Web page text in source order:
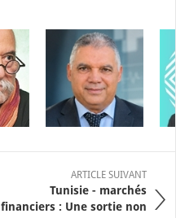
ARTICLE SUIVANT
Tunisie - marchés
financiers : Une sortie non